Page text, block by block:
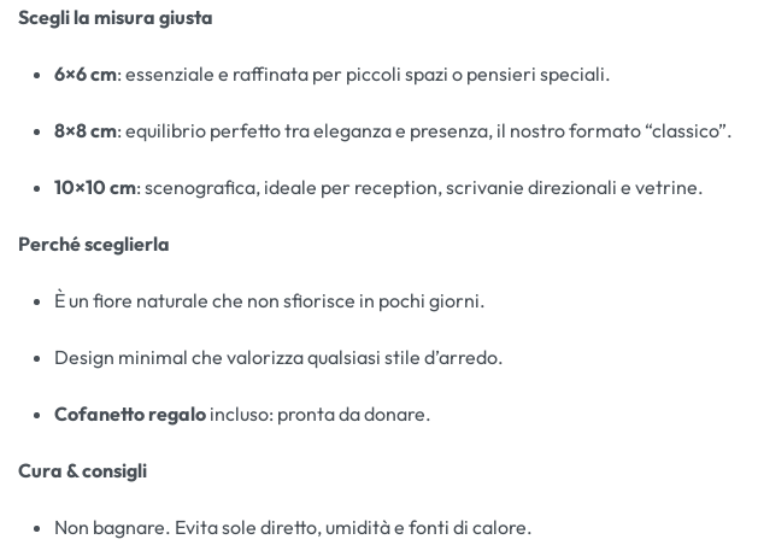
Scegli la misura giusta
6×6 cm: essenziale e raffinata per piccoli spazi o pensieri speciali.
8×8 cm: equilibrio perfetto tra eleganza e presenza, il nostro formato “classico”.
10×10 cm: scenografica, ideale per reception, scrivanie direzionali e vetrine.
Perché sceglierla
È un fiore naturale che non sfiorisce in pochi giorni.
Design minimal che valorizza qualsiasi stile d’arredo.
Cofanetto regalo incluso: pronta da donare.
Cura & consigli
Non bagnare. Evita sole diretto, umidità e fonti di calore.